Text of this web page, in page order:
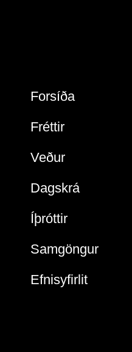
Forsíða
Fréttir
Veður
Dagskrá
Íþróttir
Samgöngur
Efnisyfirlit